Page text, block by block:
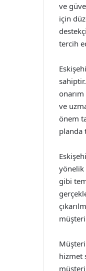
ve
için
tercih
ve
önem
planda
yönelik
gibi
hizmet